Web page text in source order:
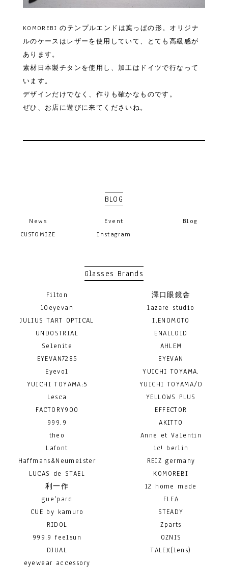
KOMOREBI のテンプルエンドは葉っぱの形。オリジナ
ルのケースはレザーを使用していて、とても高級感が
あります。
素材日本製チタンを使用し、加工はドイツで行なって
います。
デザインだけでなく、作りも確かなものです。
ぜひ、お店に遊びに来てくださいね。
BLOG
News Event
Blog
CUSTOMIZE
Instagram
Glasses Brands
Filton
澤口眼鏡舎
10eyevan
lazare studio
JULIUS TART OPTICAL
I.ENOMOTO
UNDOSTRIAL
ENALLOID
Selenite
AHLEM
EYEVAN7285
EYEVAN
Eyevol
YUICHI TOYAMA.
YUICHI TOYAMA:5
YUICHI TOYAMA/D
Lesca
YELLOWS PLUS
FACTORY900
EFFECTOR
999.9
AKITTO
theo
Anne et Valentin
Lafont
ic! berlin
Haffmans&Neumeister
REIZ germany
LUCAS de STAEL
KOMOREBI
利一作
12 home made
gue'pard
FLEA
CUE by kamuro
STEADY
RIDOL
Zparts
999.9 feelsun
OZNIS
DJUAL
TALEX(lens)
eyewear accessory